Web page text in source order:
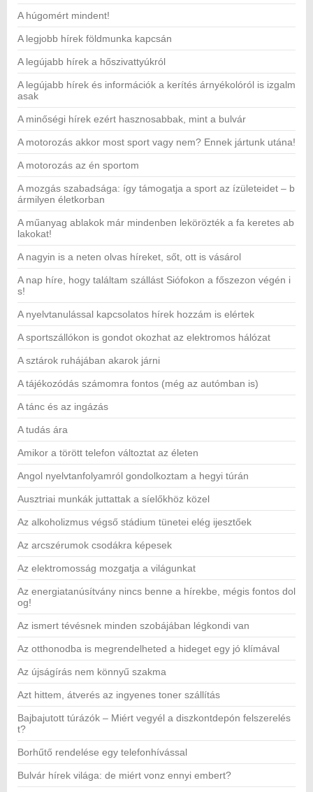
A húgomért mindent!
A legjobb hírek földmunka kapcsán
A legújabb hírek a hőszivattyúkról
A legújabb hírek és információk a kerítés árnyékolóról is izgalm
asak
A minőségi hírek ezért hasznosabbak, mint a bulvár
A motorozás akkor most sport vagy nem? Ennek jártunk utána!
A motorozás az én sportom
A mozgás szabadsága: így támogatja a sport az ízületeidet – b
ármilyen életkorban
A műanyag ablakok már mindenben lekörözték a fa keretes ab
lakokat!
A nagyin is a neten olvas híreket, sőt, ott is vásárol
A nap híre, hogy találtam szállást Siófokon a főszezon végén i
s!
A nyelvtanulással kapcsolatos hírek hozzám is elértek
A sportszállókon is gondot okozhat az elektromos hálózat
A sztárok ruhájában akarok járni
A tájékozódás számomra fontos (még az autómban is)
A tánc és az ingázás
A tudás ára
Amikor a törött telefon változtat az életen
Angol nyelvtanfolyamról gondolkoztam a hegyi túrán
Ausztriai munkák juttattak a síelőkhöz közel
Az alkoholizmus végső stádium tünetei elég ijesztőek
Az arcszérumok csodákra képesek
Az elektromosság mozgatja a világunkat
Az energiatanúsítvány nincs benne a hírekbe, mégis fontos dol
og!
Az ismert tévésnek minden szobájában légkondi van
Az otthonodba is megrendelheted a hideget egy jó klímával
Az újságírás nem könnyű szakma
Azt hittem, átverés az ingyenes toner szállítás
Bajbajutott túrázók – Miért vegyél a diszkontdepón felszerelés
t?
Borhűtő rendelése egy telefonhívással
Bulvár hírek világa: de miért vonz ennyi embert?